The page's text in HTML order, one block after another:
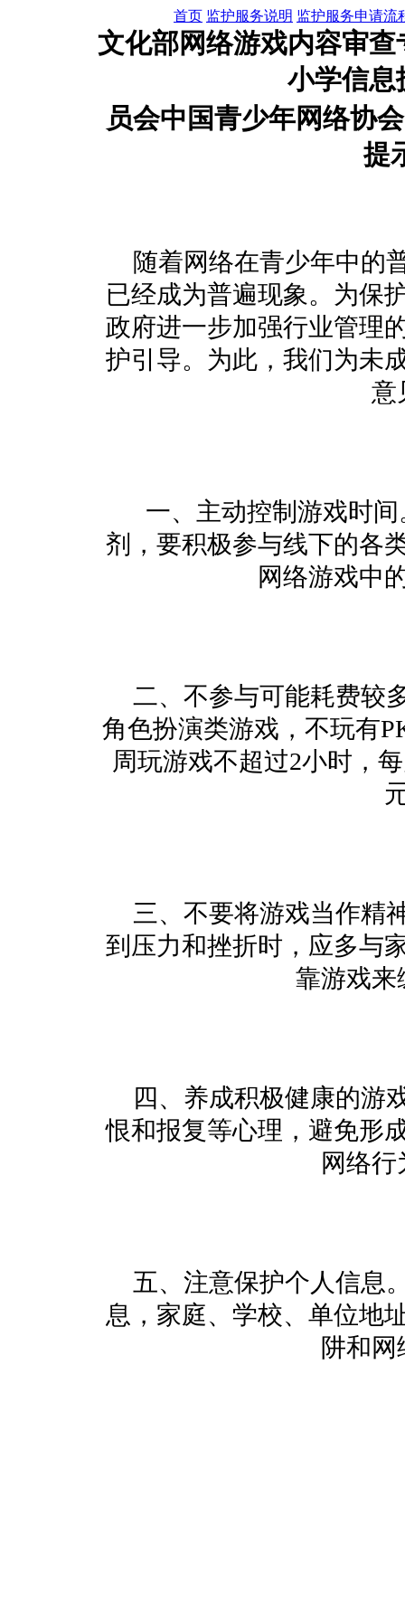
首页 监护服务说明 监护服务申请流
文化部网络游戏内容审
小学信息
员会中国青少年网络协
提
随着网络在青少年中的
已经成为普遍现象。为保
政府进一步加强行业管理
护引导。为此，我们为未
意
一、主动控制游戏时
剂，要积极参与线下的各
网络游戏中
二、不参与可能耗费较
角色扮演类游戏，不玩有
周玩游戏不超过2小时，
三、不要将游戏当作精
到压力和挫折时，应多与
靠游戏来
四、养成积极健康的游
恨和报复等心理，避免形
网络
五、注意保护个人信息
息，家庭、学校、单位地
阱和网